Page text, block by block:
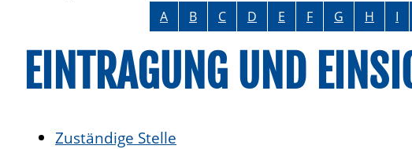
Alphabetisches Register überspringen
A B C D E F G H I
EINTRAGUNG UND
Zuständige Stelle